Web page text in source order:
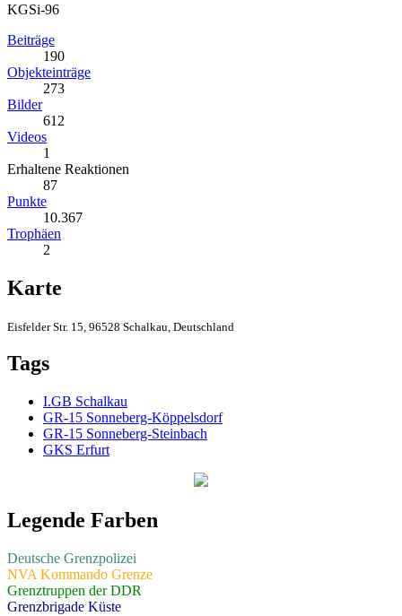
KGSi-96
Beiträge
190
Objekteinträge
273
Bilder
612
Videos
1
Erhaltene Reaktionen
87
Punkte
10.367
Trophäen
2
Karte
Eisfelder Str. 15, 96528 Schalkau, Deutschland
Tags
I.GB Schalkau
GR-15 Sonneberg-Köppelsdorf
GR-15 Sonneberg-Steinbach
GKS Erfurt
Legende Farben
Deutsche Grenzpolizei
NVA Kommando Grenze
Grenztruppen der DDR
Grenzbrigade Küste